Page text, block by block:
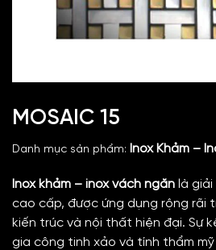
MOSAIC 15
Danh mục sản phẩm: Inox Khảm –
Inox khảm – inox vách ngăn là
cao cấp, được ứng dụng rộng rãi
kiến trúc và nội thất hiện đại. Sự
gia công tinh xảo và tính thẩm